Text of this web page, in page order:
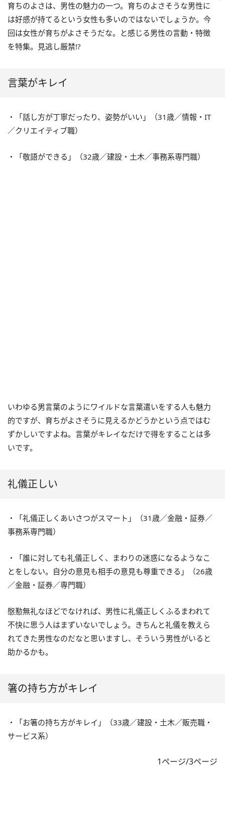
育ちのよさは、男性の魅力の一つ。育ちのよさそうな男性に
は好感が持てるという女性も多いのではないでしょうか。今
回は女性が育ちがよさそうだな。と感じる男性の言動・特徴
を特集。見逃し厳禁!?
言葉がキレイ
・「話し方が丁寧だったり、姿勢がいい」（31歳／情報・IT
／クリエイティブ職）
・「敬語ができる」（32歳／建設・土木／事務系専門職）
いわゆる男言葉のようにワイルドな言葉遣いをする人も魅力
的ですが、育ちがよさそうに見えるかどうかという点ではむ
ずかしいですよね。言葉がキレイなだけで得をすることは多
いです。
礼儀正しい
・「礼儀正しくあいさつがスマート」（31歳／金融・証券／
事務系専門職）
・「誰に対しても礼儀正しく、まわりの迷惑になるようなこ
とをしない。自分の意見も相手の意見も尊重できる」（26歳
／金融・証券／専門職）
慇懃無礼なほどでなければ、男性に礼儀正しくふるまわれて
不快に思う人はまずいないでしょう。きちんと礼儀を教えら
れてきた男性なのだなと思いますし、そういう男性がいると
助かるかも。
箸の持ち方がキレイ
・「お箸の持ち方がキレイ」（33歳／建設・土木／販売職・
サービス系）
1ページ/3ページ